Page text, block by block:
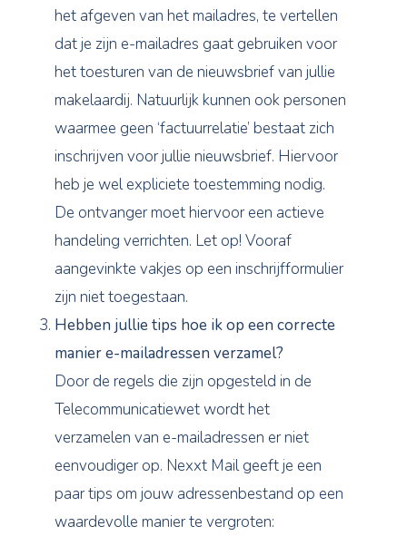
het afgeven van het mailadres, te vertellen
dat je zijn e-mailadres gaat gebruiken voor
het toesturen van de nieuwsbrief van jullie
makelaardij. Natuurlijk kunnen ook personen
waarmee geen ‘factuurrelatie’ bestaat zich
inschrijven voor jullie nieuwsbrief. Hiervoor
heb je wel expliciete toestemming nodig.
De ontvanger moet hiervoor een actieve
handeling verrichten. Let op! Vooraf
aangevinkte vakjes op een inschrijfformulier
zijn niet toegestaan.
Hebben jullie tips hoe ik op een correcte
manier e-mailadressen verzamel?
Door de regels die zijn opgesteld in de
Telecommunicatiewet wordt het
verzamelen van e-mailadressen er niet
eenvoudiger op. Nexxt Mail geeft je een
paar tips om jouw adressenbestand op een
waardevolle manier te vergroten: